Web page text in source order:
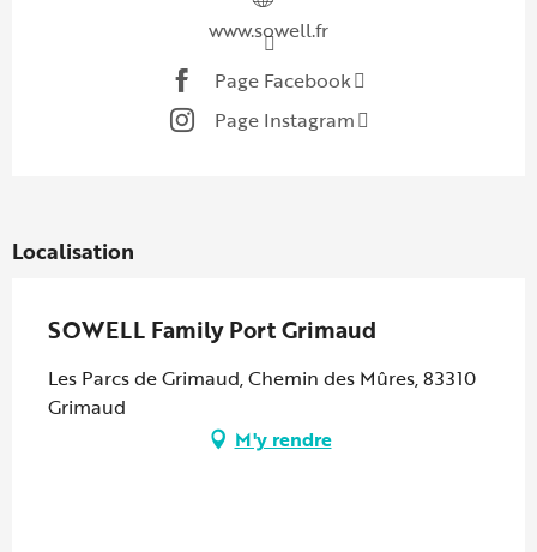
www.sowell.fr
Page Facebook
Page Instagram
Localisation
SOWELL Family Port Grimaud
Les Parcs de Grimaud, Chemin des Mûres, 83310
Grimaud
M'y rendre